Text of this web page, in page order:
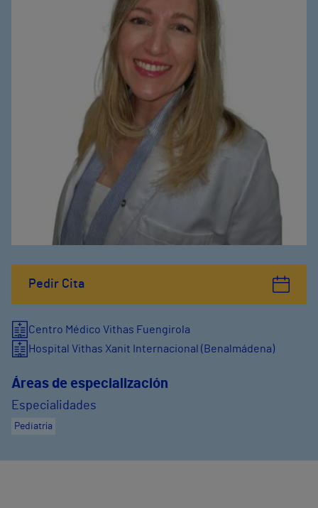
Pedir Cita
Centro Médico Vithas Fuengirola
Hospital Vithas Xanit Internacional (Benalmádena)
Áreas de especialización
Especialidades
Pediatría